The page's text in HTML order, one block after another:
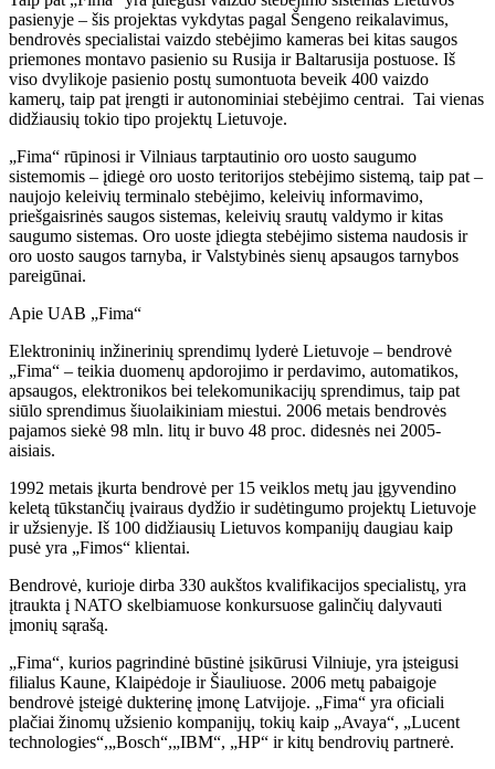
pasienyje – šis projektas vykdytas pagal Šengeno reikalavimus,
bendrovės specialistai vaizdo stebėjimo kameras bei kitas saugos
priemones montavo pasienio su Rusija ir Baltarusija postuose. Iš
viso dvylikoje pasienio postų sumontuota beveik 400 vaizdo
kamerų, taip pat įrengti ir autonominiai stebėjimo centrai. Tai vienas
didžiausių tokio tipo projektų Lietuvoje.
„Fima“ rūpinosi ir Vilniaus tarptautinio oro uosto saugumo
sistemomis – įdiegė oro uosto teritorijos stebėjimo sistemą, taip pat –
naujojo keleivių terminalo stebėjimo, keleivių informavimo,
priešgaisrinės saugos sistemas, keleivių srautų valdymo ir kitas
saugumo sistemas. Oro uoste įdiegta stebėjimo sistema naudosis ir
oro uosto saugos tarnyba, ir Valstybinės sienų apsaugos tarnybos
pareigūnai.
Apie UAB „Fima“
Elektroninių inžinerinių sprendimų lyderė Lietuvoje – bendrovė
„Fima“ – teikia duomenų apdorojimo ir perdavimo, automatikos,
apsaugos, elektronikos bei telekomunikacijų sprendimus, taip pat
siūlo sprendimus šiuolaikiniam miestui. 2006 metais bendrovės
pajamos siekė 98 mln. litų ir buvo 48 proc. didesnės nei 2005-
aisiais.
1992 metais įkurta bendrovė per 15 veiklos metų jau įgyvendino
keletą tūkstančių įvairaus dydžio ir sudėtingumo projektų Lietuvoje
ir užsienyje. Iš 100 didžiausių Lietuvos kompanijų daugiau kaip
pusė yra „Fimos“ klientai.
Bendrovė, kurioje dirba 330 aukštos kvalifikacijos specialistų, yra
įtraukta į NATO skelbiamuose konkursuose galinčių dalyvauti
įmonių sąrašą.
„Fima“, kurios pagrindinė būstinė įsikūrusi Vilniuje, yra įsteigusi
filialus Kaune, Klaipėdoje ir Šiauliuose. 2006 metų pabaigoje
bendrovė įsteigė dukterinę įmonę Latvijoje. „Fima“ yra oficiali
plačiai žinomų užsienio kompanijų, tokių kaip „Avaya“, „Lucent
technologies“,„Bosch“,„IBM“, „HP“ ir kitų bendrovių partnerė.